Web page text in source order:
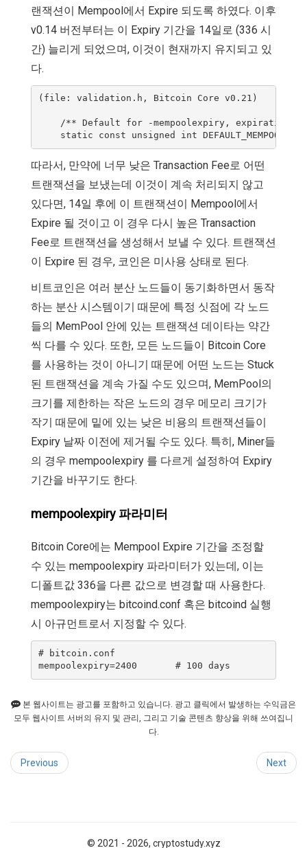
랜잭션이 Mempool에서 Expire 되도록 하였다. 이후
v0.14 버전부터는 이 Expiry 기간을 14일로 (336 시
간) 늘리게 되었으며, 이것이 현재까지 유지되고 있
다.
(file: validation.h, Bitcoin Core v0.21)
/** Default for -mempoolexpiry, expiration
따라서, 만약에 너무 낮은 Transaction Fee로 어떤
트랜잭션을 보냈는데 이것이 계속 처리되지 않고
있다면, 14일 후에 이 트랜잭션이 Mempool에서
Expire 될 것이고 이 경우 다시 높은 Transaction
Fee로 트랜잭션을 생성해서 보낼 수 있다. 트랜잭션
이 Expire 된 경우, 코인은 미사용 상태로 된다.
비트코인은 여러 분산 노드들이 동기화하면서 동작
하는 분산 시스템이기 때문에 특정 싯점에 각 노드
들의 MemPool 안에 있는 트랜잭션 데이타는 약간
씩 다를 수 있다. 또한, 모든 노드들이 Bitcoin Core
를 사용하는 것이 아니기 때문에 어떤 노드는 Stuck
된 트랜잭션을 계속 가질 수도 있으며, MemPool의
크기를 제한하는 작은 노드의 경우 메모리 크기가
작기 때문에 밑에 있는 낮은 비용의 트랜잭션들이
Expiry 날짜 이전에 제거될 수도 있다. 특히, Miner들
의 경우 mempoolexpiry 를 다르게 설정하여 Expiry
기간을 바꾸기도 한다.
mempoolexpiry 파라미터
Bitcoin Core에는 Mempool Expire 기간을 조정할
수 있는 mempoolexpiry 파라미터가 있는데, 이는
디폴트값 336을 다른 값으로 변경할 때 사용한다.
mempoolexpiry는 bitcoind.conf 혹은 bitcoind 실행
시 아규먼트로서 지정할 수 있다.
# bitcoin.conf
본 웹사이트는 광고를 포함하고 있습니다. 광고 클릭에서 발생하는 수익금은
모두 웹사이트 서버의 유지 및 관리, 그리고 기술 콘텐츠 향상을 위해 쓰여집니
다.
Previous Next
© 2021 - 2026, cryptostudy.xyz